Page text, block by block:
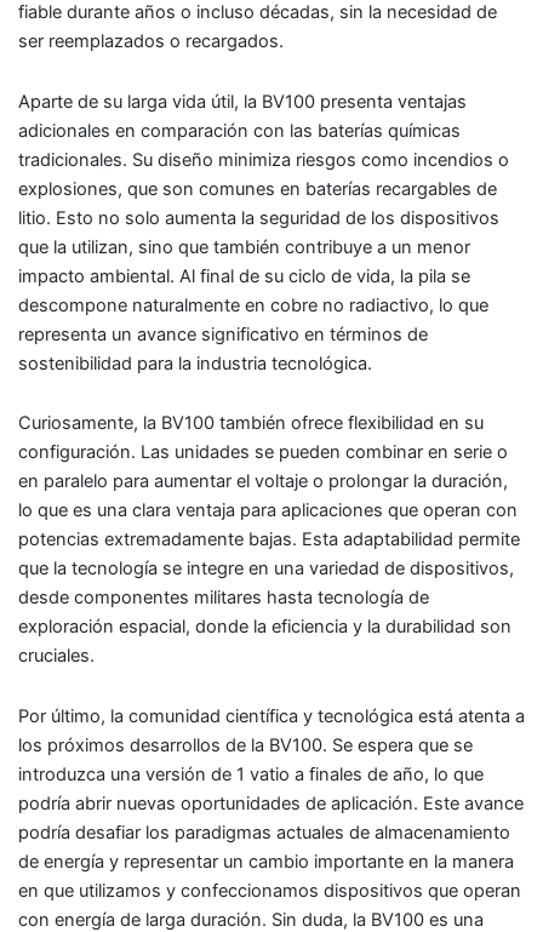
fiable durante años o incluso décadas, sin la necesidad de
ser reemplazados o recargados.
Aparte de su larga vida útil, la BV100 presenta ventajas
adicionales en comparación con las baterías químicas
tradicionales. Su diseño minimiza riesgos como incendios o
explosiones, que son comunes en baterías recargables de
litio. Esto no solo aumenta la seguridad de los dispositivos
que la utilizan, sino que también contribuye a un menor
impacto ambiental. Al final de su ciclo de vida, la pila se
descompone naturalmente en cobre no radiactivo, lo que
representa un avance significativo en términos de
sostenibilidad para la industria tecnológica.
Curiosamente, la BV100 también ofrece flexibilidad en su
configuración. Las unidades se pueden combinar en serie o
en paralelo para aumentar el voltaje o prolongar la duración,
lo que es una clara ventaja para aplicaciones que operan con
potencias extremadamente bajas. Esta adaptabilidad permite
que la tecnología se integre en una variedad de dispositivos,
desde componentes militares hasta tecnología de
exploración espacial, donde la eficiencia y la durabilidad son
cruciales.
Por último, la comunidad científica y tecnológica está atenta a
los próximos desarrollos de la BV100. Se espera que se
introduzca una versión de 1 vatio a finales de año, lo que
podría abrir nuevas oportunidades de aplicación. Este avance
podría desafiar los paradigmas actuales de almacenamiento
de energía y representar un cambio importante en la manera
en que utilizamos y confeccionamos dispositivos que operan
con energía de larga duración. Sin duda, la BV100 es una